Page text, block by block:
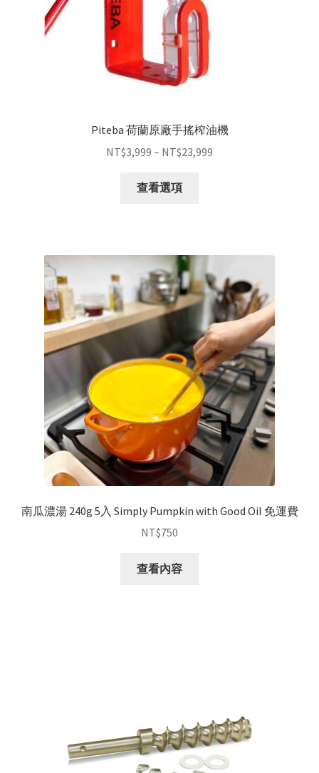
Piteba 荷蘭原廠手搖榨油機
NT$3,999 – NT$23,999
查看選項
南瓜濃湯 240g 5入 Simply Pumpkin with Good Oil 免運費
NT$750
查看內容